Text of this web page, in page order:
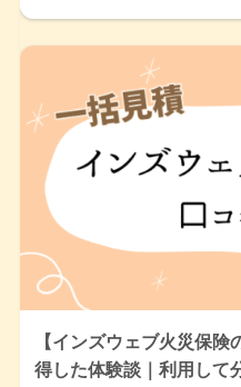
【インズウェブ火災保険
得した体験談｜利用して